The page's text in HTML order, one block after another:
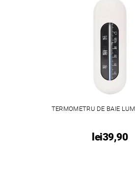
TERMOMETRU DE BAIE
lei39,90